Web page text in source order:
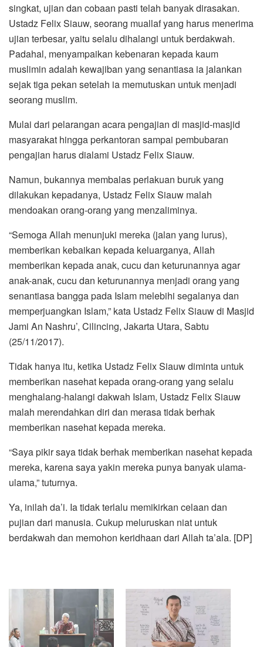
singkat, ujian dan cobaan pasti telah banyak dirasakan.
Ustadz Felix Siauw, seorang muallaf yang harus menerima
ujian terbesar, yaitu selalu dihalangi untuk berdakwah.
Padahal, menyampaikan kebenaran kepada kaum
muslimin adalah kewajiban yang senantiasa ia jalankan
sejak tiga pekan setelah ia memutuskan untuk menjadi
seorang muslim.
Mulai dari pelarangan acara pengajian di masjid-masjid
masyarakat hingga perkantoran sampai pembubaran
pengajian harus dialami Ustadz Felix Siauw.
Namun, bukannya membalas perlakuan buruk yang
dilakukan kepadanya, Ustadz Felix Siauw malah
mendoakan orang-orang yang menzaliminya.
“Semoga Allah menunjuki mereka (jalan yang lurus),
memberikan kebaikan kepada keluarganya, Allah
memberikan kepada anak, cucu dan keturunannya agar
anak-anak, cucu dan keturunannya menjadi orang yang
senantiasa bangga pada Islam melebihi segalanya dan
memperjuangkan Islam,” kata Ustadz Felix Siauw di Masjid
Jami An Nashru’, Cilincing, Jakarta Utara, Sabtu
(25/11/2017).
Tidak hanya itu, ketika Ustadz Felix Siauw diminta untuk
memberikan nasehat kepada orang-orang yang selalu
menghalang-halangi dakwah Islam, Ustadz Felix Siauw
malah merendahkan diri dan merasa tidak berhak
memberikan nasehat kepada mereka.
“Saya pikir saya tidak berhak memberikan nasehat kepada
mereka, karena saya yakin mereka punya banyak ulama-
ulama,” tuturnya.
Ya, inilah da’i. Ia tidak terlalu memikirkan celaan dan
pujian dari manusia. Cukup meluruskan niat untuk
berdakwah dan memohon keridhaan dari Allah ta’ala. [DP]